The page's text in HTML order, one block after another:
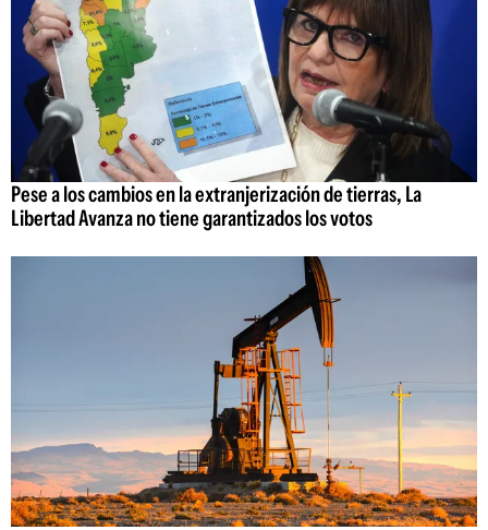
Pese a los cambios en la extranjerización de tierras, La
Libertad Avanza no tiene garantizados los votos